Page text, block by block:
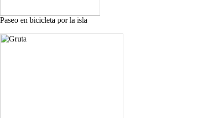
Paseo en bicicleta por la isla